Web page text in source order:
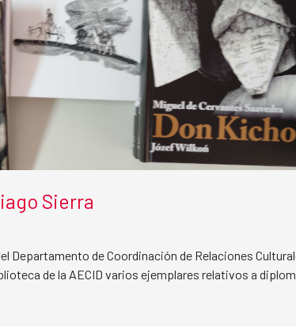
Sierra
Departamento de Coordinación de Relaciones
de la AECID varios ejemplares relativos a